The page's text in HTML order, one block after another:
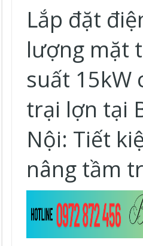
Lắp đặt
lượng mặt
suất 15kW
trại lợn tại
Nội: Tiết
nâng tầm